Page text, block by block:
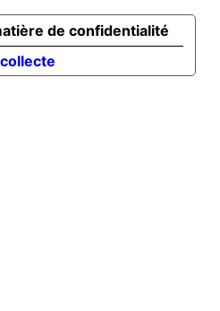
de confidentialité